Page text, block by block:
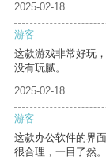
2025-02-18
游客
这款游戏非常好玩
没有玩腻。
2025-02-18
游客
这款办公软件的界
很合理，一目了然。